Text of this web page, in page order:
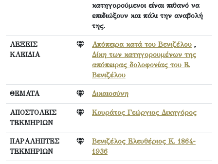
κατηγορούμενοι είναι πιθανό να
επιδιώξουν και πάλι την αναβολή
της.
ΛΕΞΕΙΣ
ΚΛΕΙΔΙΑ
Απόπειρα κατά του Βενιζέλου ,
Δίκη των κατηγορουμένων της
απόπειρας δολοφονίας του Ε.
Βενιζέλου
ΘΕΜΑΤΑ Δικαιοσύνη
ΑΠΟΣΤΟΛΕΙΣ
ΤΕΚΜΗΡΙΩΝ
Κουράτος Γεώργιος Δικηγόρος
ΠΑΡΑΛΗΠΤΕΣ
ΤΕΚΜΗΡΙΩΝ
Βενιζέλος Ελευθέριος Κ. 1864-
1936